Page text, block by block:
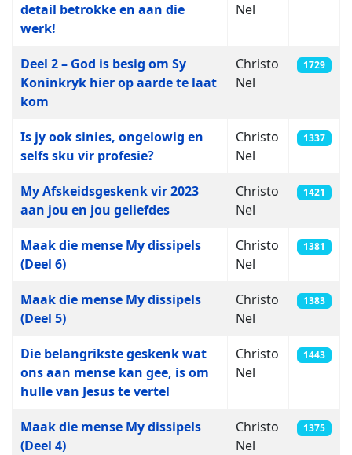
detail betrokke en aan die
werk!
Nel
Deel 2 – God is besig om Sy
Koninkryk hier op aarde te laat
kom
Christo
Nel
1729
Is jy ook sinies, ongelowig en
selfs sku vir profesie?
Christo
Nel
1337
My Afskeidsgeskenk vir 2023
aan jou en jou geliefdes
Christo
Nel
1421
Maak die mense My dissipels
(Deel 6)
Christo
Nel
1381
Maak die mense My dissipels
(Deel 5)
Christo
Nel
1383
Die belangrikste geskenk wat
ons aan mense kan gee, is om
hulle van Jesus te vertel
Christo
Nel
1443
Maak die mense My dissipels
(Deel 4)
Christo
Nel
1375